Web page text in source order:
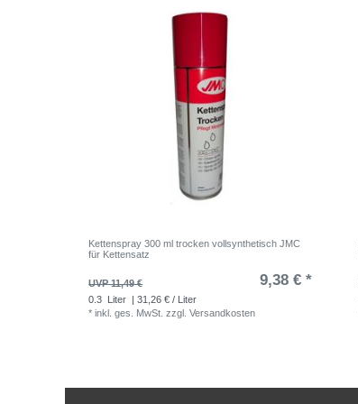
Kettenspray 300 ml trocken vollsynthetisch JMC
für Kettensatz
UVP 11,49 € 9,38 € *
0.3 Liter
| 31,26 € / Liter
*inkl. ges. MwSt. zzgl.Versandkosten